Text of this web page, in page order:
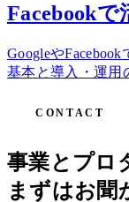
Facebookで
Googleや
基本と導入・運用
CONTACT
事業とプロ
まずはお聞